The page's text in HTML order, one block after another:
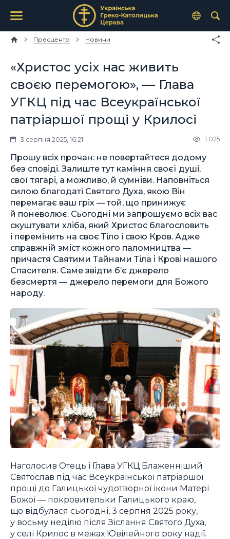
Пресцентр Новини
«Христос усіх нас живить
своєю перемогою», — Глава
УГКЦ під час Всеукраїнської
патріаршої прощі у Крилосі
3 серпня 2025, 16:21 1 025
Прошу всіх прочан: не повертайтеся додому
без сповіді. Залиште тут каміння своєї душі,
свої тягарі, а можливо, й сумніви. Наповніться
силою благодаті Святого Духа, якою Він
перемагає ваш гріх — той, що принижує
й поневолює. Сьогодні ми запрошуємо всіх вас
скуштувати хліба, який Христос благословить
і перемінить на своє Тіло і свою Кров. Адже
справжній зміст кожного паломництва —
причастя Святими Тайнами Тіла і Крові нашого
Спасителя. Саме звідти б’є джерело
безсмертя — джерело перемоги для Божого
народу.
Наголосив Отець і Глава УГКЦ Блаженніший
Святослав під час Всеукраїнської патріаршої
прощі до Галицької чудотворної ікони Матері
Божої — покровительки Галицького краю,
що відбулася сьогодні, 3 серпня 2025 року,
у восьму неділю після Зіслання Святого Духа,
у селі Крилос в межах Ювілейного року надії.